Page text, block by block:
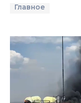
Главное